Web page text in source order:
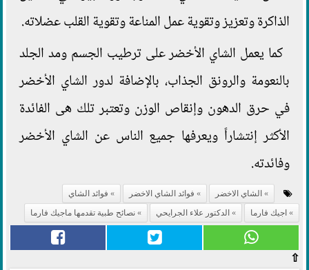
الذاكرة وتعزيز وتقوية عمل المناعة وتقوية القلب عضلاته.
كما يعمل الشاي الأخضر على ترطيب الجسم ومد الجلد
بالنعومة والرونق الجذاب، بالإضافة لدور الشاي الأخضر
في حرق الدهون وإنقاص الوزن وتعتبر تلك هى الفائدة
الأكثر إنتشاراً ويعرفها جميع الناس عن الشاي الأخضر
وفائدته.
الشاي الاخضر فوائد الشاي الاخضر
فوائد الشاي
اجيك فارما
الدكتور علاء الجرايحي نصائح طبية تقدمها ماجيك فارما
⇧